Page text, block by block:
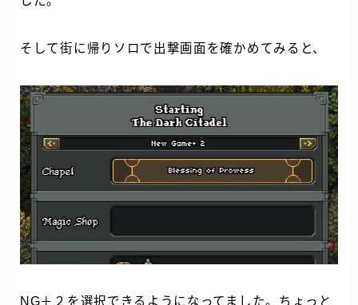
そして街に帰りソロで出撃画面を確かめてみると、
NG＋２を選択できるようになってました。ちょっと